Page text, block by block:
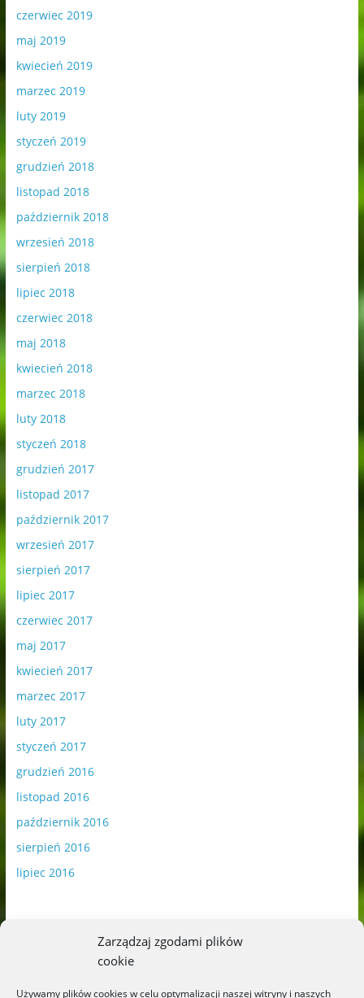
Zarządzaj zgodami plików
cookie
Używamy plików cookies w celu optymalizacji naszej witryny i naszych
czerwiec 2019
maj 2019
kwiecień 2019
marzec 2019
luty 2019
styczeń 2019
grudzień 2018
listopad 2018
październik 2018
wrzesień 2018
sierpień 2018
lipiec 2018
czerwiec 2018
maj 2018
kwiecień 2018
marzec 2018
luty 2018
styczeń 2018
grudzień 2017
listopad 2017
październik 2017
wrzesień 2017
sierpień 2017
lipiec 2017
czerwiec 2017
maj 2017
kwiecień 2017
marzec 2017
luty 2017
styczeń 2017
grudzień 2016
listopad 2016
październik 2016
sierpień 2016
lipiec 2016